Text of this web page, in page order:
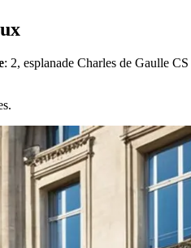
: 2, esplanade Charles de Gaulle